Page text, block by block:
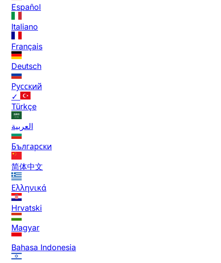
Español
Italiano
Français
Deutsch
Русский
✓
Türkçe
العربية
Български
简体中文
Ελληνικά
Hrvatski
Magyar
Bahasa Indonesia